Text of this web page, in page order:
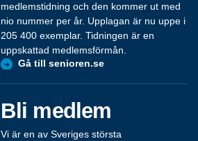
medlemstidning och den kommer ut med
nio nummer per år. Upplagan är nu uppe i
205 400 exemplar. Tidningen är en
uppskattad medlemsförmån.
Gå till senioren.se
Bli medlem
Vi är en av Sveriges största